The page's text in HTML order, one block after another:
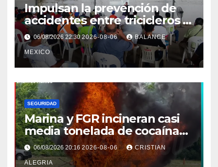
Impulsan la prevención de
accidentes entre tricicleros y
mototriciclistas de Tapachula
06/08/2026 22:302026-08-06 BALANCE
MEXICO
SEGURIDAD
Marina y FGR incineran casi
media tonelada de cocaína
asegurada frente a las costas
de Chiapas
06/08/2026 20:16 2026-08-06 CRISTIAN
ALEGRIA